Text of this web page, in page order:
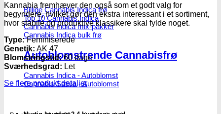
Billige Cannabis Indica frø
Top 10 Cannabis Indica
Cannabis Indica mix-pakker
Cannabis Indica bulk frø
Autoblomstrende Cannabisfrø
Cannabis Indica - Autoblomst
Cannabis Sativa - Autoblomst
Kannabia fremhæver den også som et godt valg for
begyndere, hvilket gør den ekstra interessant i et sortiment,
hvor stabile og produktive klassikere skal fylde noget.
Type:Feminiserede
Genetik: AK 47
Blomstringstid:60 dage
Sværhedsgrad: Let
Se flere produkt detaljer